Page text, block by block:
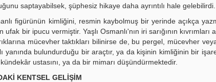
saptayabilsek, şüphesiz hikaye daha ayrıntılı hale gelebilirdi.
figürünün kimliğini, resmin kaybolmuş bir yerinde açıkça
bir ipucu vermiştir. Yaşlı Osmanlı'nın iri sarığının
mücevher taktıkları bilinirse de, bu pergel, mücevher
yanında bulundurduğu bir araçtır, ya da kişinin kimliğinin bir
ustasını, ya da bir mimarı düşündürmektedir.
KENTSEL GELİŞİM